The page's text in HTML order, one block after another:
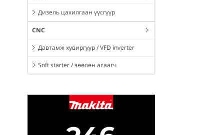
Дизель цахилгаан үүсгүүр
CNC
Давтамж хувиргуур / VFD inverter
Soft starter / зөөлөн асаагч